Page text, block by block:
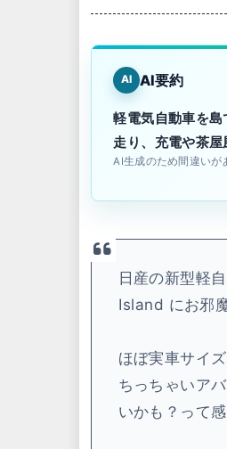
AI AI要約
軽電気自動車を
走り、充電や茶屋
AI生成のため間違いが
日産の新型軽
Island にお邪
ほぼ実車サイ
ちっちゃいア
いかも？って